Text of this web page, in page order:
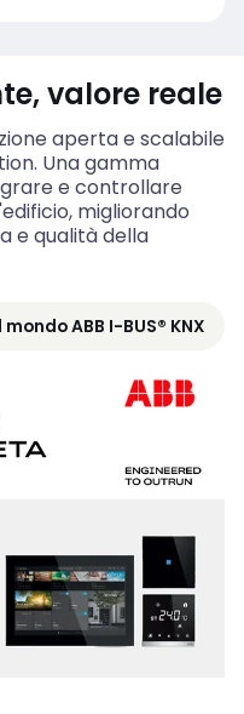
valore reale
aperta e scalabile
Una gamma
e controllare
migliorando
e qualità della
ABB I-BUS® KNX